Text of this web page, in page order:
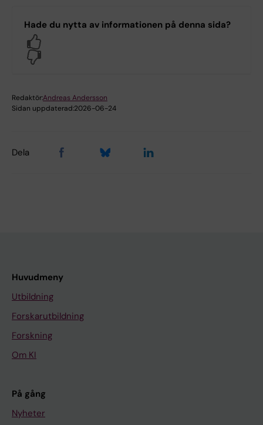
Hade du nytta av informationen på denna sida?
Redaktör:Andreas Andersson
Sidan uppdaterad:2026-06-24
Dela
Huvudmeny
Utbildning
Forskarutbildning
Forskning
Om KI
På gång
Nyheter